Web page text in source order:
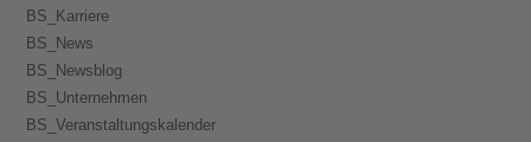
BS_Karriere
BS_News
BS_Newsblog
BS_Unternehmen
BS_Veranstaltungskalender